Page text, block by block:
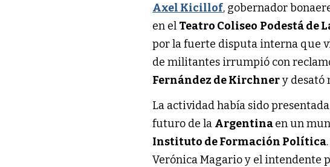
Axel Kicillof, gobernador
en el Teatro Coliseo Podestá de
por la fuerte disputa interna que
de militantes irrumpió con
Fernández de Kirchnery desató
La actividad había sido
futuro de la Argentinaen un
Instituto de Formación Política
Verónica Magario y el intendente